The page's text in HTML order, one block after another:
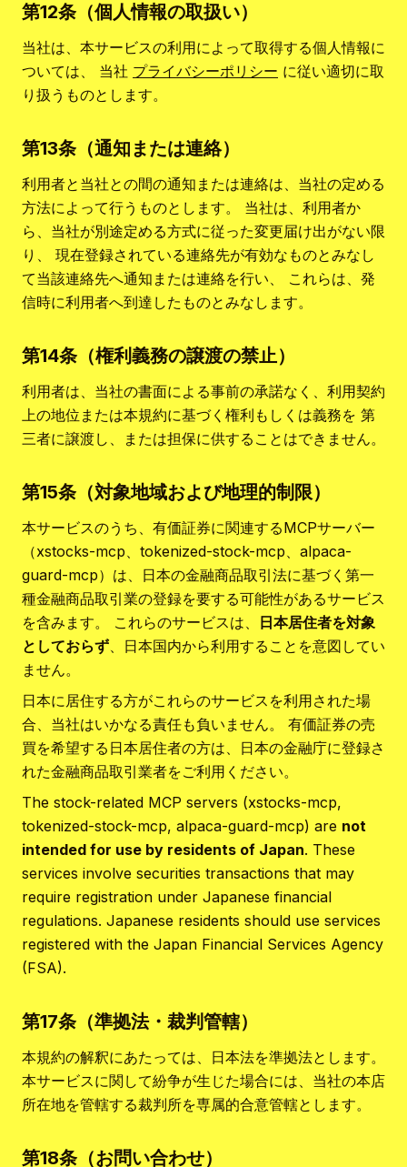
第12条（個人情報の取扱い）
当社は、本サービスの利用によって取得する個人情報に
ついては、 当社 プライバシーポリシー に従い適切に取
り扱うものとします。
第13条（通知または連絡）
利用者と当社との間の通知または連絡は、当社の定める
方法によって行うものとします。 当社は、利用者か
ら、当社が別途定める方式に従った変更届け出がない限
り、 現在登録されている連絡先が有効なものとみなし
て当該連絡先へ通知または連絡を行い、 これらは、発
信時に利用者へ到達したものとみなします。
第14条（権利義務の譲渡の禁止）
利用者は、当社の書面による事前の承諾なく、利用契約
上の地位または本規約に基づく権利もしくは義務を 第
三者に譲渡し、または担保に供することはできません。
第15条（対象地域および地理的制限）
本サービスのうち、有価証券に関連するMCPサーバー
（xstocks-mcp、tokenized-stock-mcp、alpaca-
guard-mcp）は、日本の金融商品取引法に基づく第一
種金融商品取引業の登録を要する可能性があるサービス
を含みます。 これらのサービスは、
日本居住者を対象
としておらず、日本国内から利用することを意図してい
ません。
日本に居住する方がこれらのサービスを利用された場
合、当社はいかなる責任も負いません。 有価証券の売
買を希望する日本居住者の方は、日本の金融庁に登録さ
れた金融商品取引業者をご利用ください。
The stock-related MCP servers (xstocks-mcp,
tokenized-stock-mcp, alpaca-guard-mcp) are not
intended for use by residents of Japan. These
services involve securities transactions that may
require registration under Japanese financial
regulations. Japanese residents should use services
registered with the Japan Financial Services Agency
(FSA).
第17条（準拠法・裁判管轄）
本規約の解釈にあたっては、日本法を準拠法とします。
本サービスに関して紛争が生じた場合には、当社の本店
所在地を管轄する裁判所を専属的合意管轄とします。
第18条（お問い合わせ）